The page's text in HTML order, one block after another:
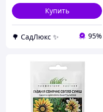
Купить
🌳 СадЛюкс ✨ 95%